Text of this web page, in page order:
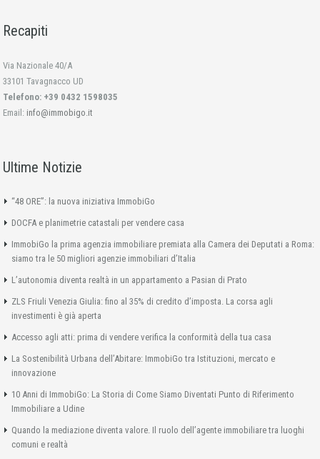
Recapiti
Via Nazionale 40/A
33101 Tavagnacco UD
Telefono: +39 0432 1598035
Email: info@immobigo.it
Ultime Notizie
“48 ORE”: la nuova iniziativa ImmobiGo
DOCFA e planimetrie catastali per vendere casa
ImmobiGo la prima agenzia immobiliare premiata alla Camera dei Deputati a Roma:
siamo tra le 50 migliori agenzie immobiliari d’Italia
L’autonomia diventa realtà in un appartamento a Pasian di Prato
ZLS Friuli Venezia Giulia: fino al 35% di credito d’imposta. La corsa agli
investimenti è già aperta
Accesso agli atti: prima di vendere verifica la conformità della tua casa
La Sostenibilità Urbana dell’Abitare: ImmobiGo tra Istituzioni, mercato e
innovazione
10 Anni di ImmobiGo: La Storia di Come Siamo Diventati Punto di Riferimento
Immobiliare a Udine
Quando la mediazione diventa valore. Il ruolo dell’agente immobiliare tra luoghi
comuni e realtà